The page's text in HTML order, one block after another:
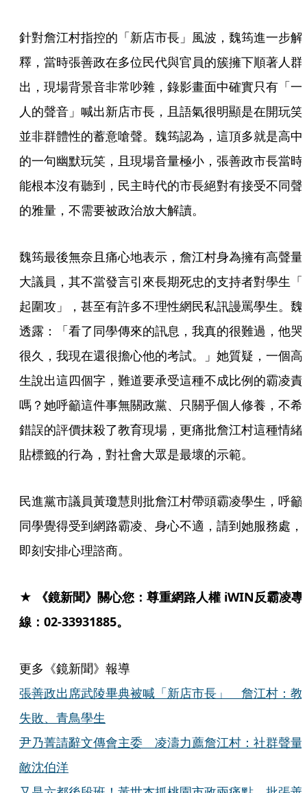
針對詹江村指控的「新店市長」風波，魏筠進一步解
釋，當時張善政在多位民代與官員的簇擁下順著人群
出，現場背景音非常吵雜，錄影畫面中確實只有「一
人的聲音」喊出新店市長，且語氣很明顯是在開玩笑
並非群體性的蓄意嗆聲。魏筠認為，這頂多就是高中
的一句幽默玩笑，且現場音量極小，張善政市長當時
能根本沒有聽到，民主時代的市長絕對有接受不同聲
的雅量，不需要被政治放大解讀。
魏筠最後無奈且痛心地表示，詹江村身為擁有高聲量
大議員，其不當發言引來長期死忠的支持者對學生「
起圍攻」，甚至有許多不理性網民私訊謾罵學生。魏
透露：「看了同學傳來的訊息，我真的很難過，他哭
很久，我現在還很擔心他的考試。」她質疑，一個高
生說出這四個字，難道要承受這種不成比例的霸凌責
嗎？她呼籲這件事無關政黨、只關乎個人修養，不希
錯誤的評價抹殺了教育現場，更痛批詹江村這種情緒
貼標籤的行為，對社會大眾是最壞的示範。
民進黨市議員黃瓊慧則批詹江村帶頭霸凌學生，呼籲
同學覺得受到網路霸凌、身心不適，請到她服務處，
即刻安排心理諮商。
★ 《鏡新聞》關心您：尊重網路人權 iWIN反霸凌專
線：02-33931885。
更多《鏡新聞》報導
張善政出席武陵畢典被喊「新店市長」 詹江村：教
失敗、青鳥學生
尹乃菁請辭文傳會主委 凌濤力薦詹江村：社群聲量
敵沈伯洋